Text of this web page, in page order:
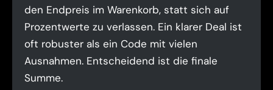
den Endpreis im Warenkorb, statt sich auf
Prozentwerte zu verlassen. Ein klarer Deal ist
oft robuster als ein Code mit vielen
Ausnahmen. Entscheidend ist die finale
Summe.